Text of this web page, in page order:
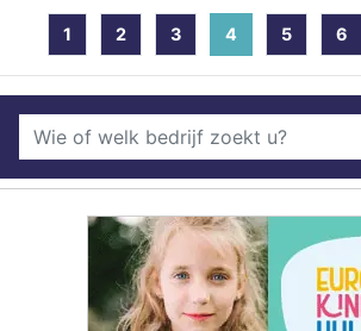
1 2 3 4 (current)
5 6